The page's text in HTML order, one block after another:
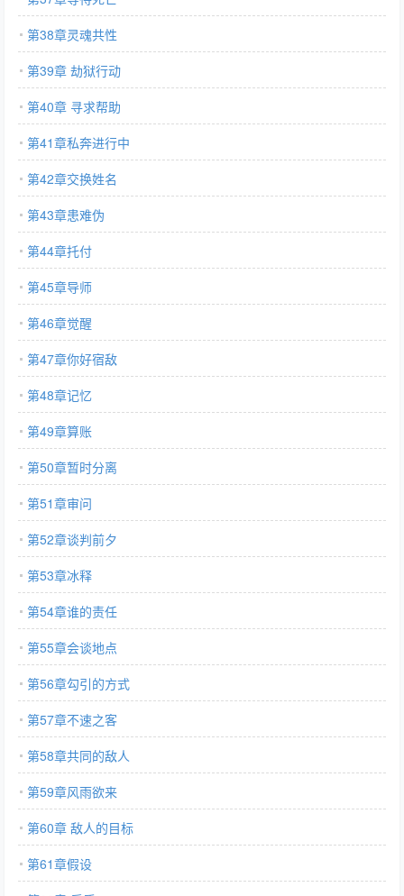
第38章灵魂共性
第39章 劫狱行动
第40章 寻求帮助
第41章私奔进行中
第42章交换姓名
第43章患难伪
第44章托付
第45章导师
第46章觉醒
第47章你好宿敌
第48章记忆
第49章算账
第50章暂时分离
第51章审问
第52章谈判前夕
第53章冰释
第54章谁的责任
第55章会谈地点
第56章勾引的方式
第57章不速之客
第58章共同的敌人
第59章风雨欲来
第60章 敌人的目标
第61章假设